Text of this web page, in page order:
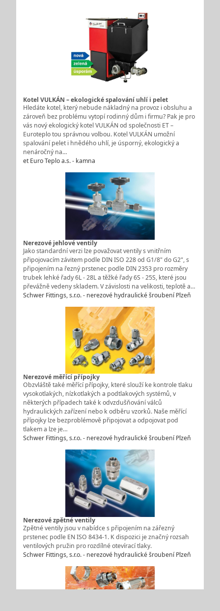
Kotel VULKÁN – ekologické spalování uhlí i pelet
Hledáte kotel, který nebude nákladný na provoz i obsluhu a
zároveň bez problému vytopí rodinný dům i firmu? Pak je pro
vás nový ekologický kotel VULKÁN od společnosti ET –
Euroteplo tou správnou volbou. Kotel VULKÁN umožní
spalování pelet i hnědého uhlí, je úsporný, ekologický a
nenáročný na…
et Euro Teplo a.s. - kamna
Nerezové jehlové ventily
Jako standardní verzi lze považovat ventily s vnitřním
připojovacím závitem podle DIN ISO 228 od G1/8" do G2", s
připojením na řezný prstenec podle DIN 2353 pro rozměry
trubek lehké řady 6L - 28L a těžké řady 6S - 25S, které jsou
převážně vedeny skladem. V závislosti na velikosti, teplotě a…
Schwer Fittings, s.r.o. - nerezové hydraulické šroubení Plzeň
Nerezové měřící přípojky
Obzvláště také měřící přípojky, které slouží ke kontrole tlaku
vysokotlakých, nízkotlakých a podtlakových systémů, v
některých případech také k odvzdušňování válců
hydraulických zařízení nebo k odběru vzorků. Naše měřící
přípojky lze bezproblémově připojovat a odpojovat pod
tlakem a lze je…
Schwer Fittings, s.r.o. - nerezové hydraulické šroubení Plzeň
Nerezové zpětné ventily
Zpětné ventily jsou v nabídce s připojením na zářezný
prstenec podle EN ISO 8434-1. K dispozici je značný rozsah
ventilových pružin pro rozdílné otevírací tlaky.
Schwer Fittings, s.r.o. - nerezové hydraulické šroubení Plzeň